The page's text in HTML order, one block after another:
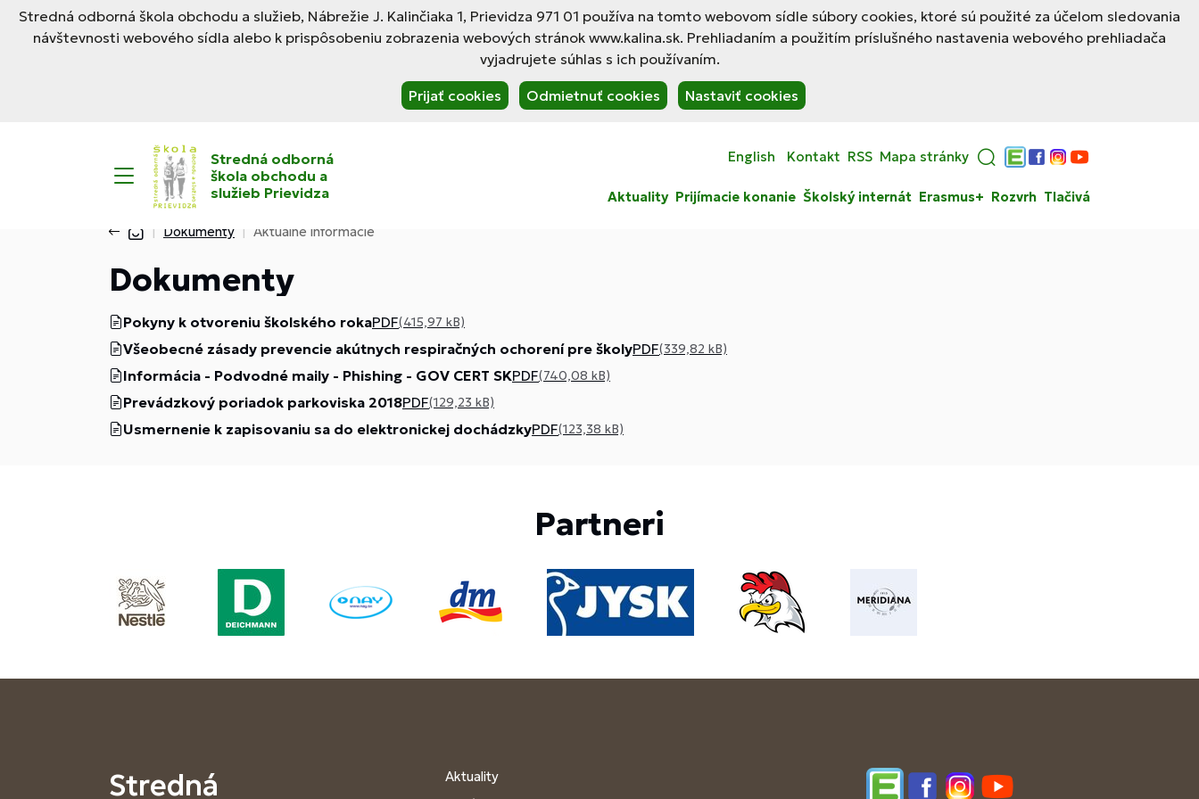
Stredná odborná škola obchodu a služieb, Nábrežie J. Kalinčiaka 1, Prievidza 971 01 používa na tomto webovom sídle súbory cookies, ktoré sú použité za účelom sledovania
návštevnosti webového sídla alebo k prispôsobeniu zobrazenia webových stránok www.kalina.sk. Prehliadaním a použitím príslušného nastavenia webového prehliadača
vyjadrujete súhlas s ich používaním.
Prijať cookies Odmietnuť cookies Nastaviť cookies
Stredná odborná
škola obchodu a
služieb Prievidza
English Kontakt RSS Mapa stránky
Edupage
Facebook
Instagram
YouTube
Aktuality Prijímacie konanie Školský internát Erasmus+ Rozvrh Tlačivá
Dokumenty Aktuálne informácie
Dokumenty
Pokyny k otvoreniu školského rokaPDF(415,97 kB)
Všeobecné zásady prevencie akútnych respiračných ochorení pre školyPDF(339,82 kB)
Informácia - Podvodné maily - Phishing - GOV CERT SKPDF(740,08 kB)
Prevádzkový poriadok parkoviska 2018PDF(129,23 kB)
Usmernenie k zapisovaniu sa do elektronickej dochádzkyPDF(123,38 kB)
Partneri
Stredná
Aktuality
EdupageFacebookInstagramYouTube